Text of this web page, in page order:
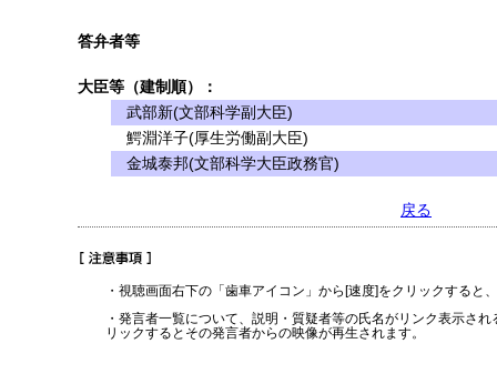
答弁者等
大臣等（建制順）：
武部新(文部科学副大臣)
鰐淵洋子(厚生労働副大臣)
金城泰邦(文部科学大臣政務官)
戻る
・視聴画面右下の「歯車アイコン」から[速度]をクリックすると
・発言者一覧について、説明・質疑者等の氏名がリンク表示さ
リックするとその発言者からの映像が再生されます。